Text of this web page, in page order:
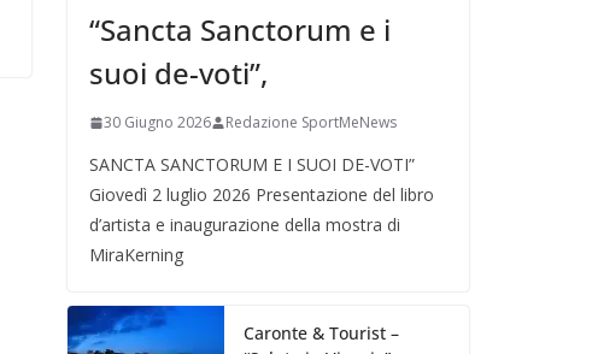
“Sancta Sanctorum e i
suoi de-voti”,
30 Giugno 2026 Redazione SportMeNews
SANCTA SANCTORUM E I SUOI DE-VOTI”
Giovedì 2 luglio 2026 Presentazione del libro
d’artista e inaugurazione della mostra di
MiraKerning
Caronte & Tourist –